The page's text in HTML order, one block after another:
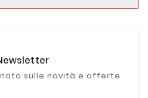
sulle novità e offerte